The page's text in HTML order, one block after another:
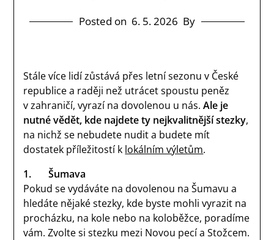
Posted on 6. 5. 2026 By
Stále více lidí zůstává přes letní sezonu v České
republice a raději než utrácet spoustu peněz
v zahraničí, vyrazí na dovolenou u nás.Ale je
nutné vědět, kde najdete ty nejkvalitnější stezky,
na nichž se nebudete nudit a budete mít
dostatek příležitostí k lokálním výletům.
1.Šumava
Pokud se vydáváte na dovolenou na Šumavu a
hledáte nějaké stezky, kde byste mohli vyrazit na
procházku, na kole nebo na koloběžce, poradíme
vám. Zvolte si stezku mezi Novou pecí a Stožcem.